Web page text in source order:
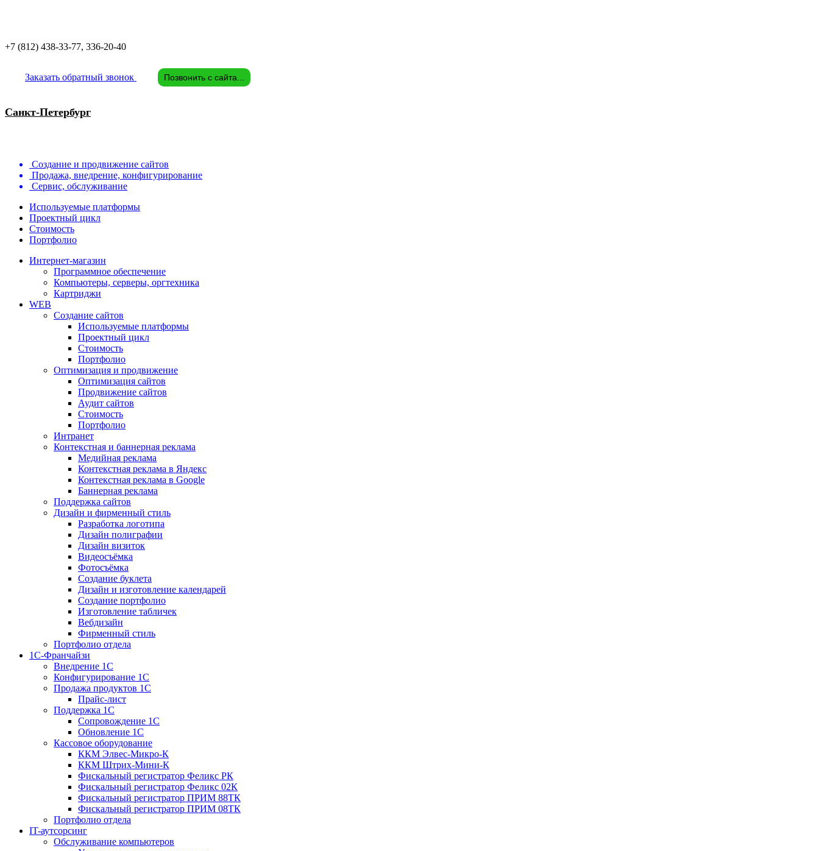
+7 (812) 438-33-77, 336-20-40
Заказать обратный звонок Позвонить с сайта...
Санкт-Петербург
Создание и продвижение сайтов
Продажа, внедрение, конфигурирование
Сервис, обслуживание
Используемые платформы
Проектный цикл
Стоимость
Портфолио
Интернет-магазин
Программное обеспечение
Компьютеры, серверы, оргтехника
Картриджи
WEB
Создание сайтов
Используемые платформы
Проектный цикл
Стоимость
Портфолио
Оптимизация и продвижение
Оптимизация сайтов
Продвижение сайтов
Аудит сайтов
Стоимость
Портфолио
Интранет
Контекстная и баннерная реклама
Медийная реклама
Контекстная реклама в Яндекс
Контекстная реклама в Google
Баннерная реклама
Поддержка сайтов
Дизайн и фирменный стиль
Разработка логотипа
Дизайн полиграфии
Дизайн визиток
Видеосъёмка
Фотосъёмка
Создание буклета
Дизайн и изготовление календарей
Создание портфолио
Изготовление табличек
Вебдизайн
Фирменный стиль
Портфолио отдела
1С-Франчайзи
Внедрение 1С
Конфигурирование 1С
Продажа продуктов 1С
Прайс-лист
Поддержка 1С
Сопровождение 1С
Обновление 1С
Кассовое оборудование
ККМ Элвес-Микро-К
ККМ Штрих-Мини-К
Фискальный регистратор Феликс РК
Фискальный регистратор Феликс 02К
Фискальный регистратор ПРИМ 88ТК
Фискальный регистратор ПРИМ 08ТК
Портфолио отдела
IT-аутсорсинг
Обслуживание компьютеров